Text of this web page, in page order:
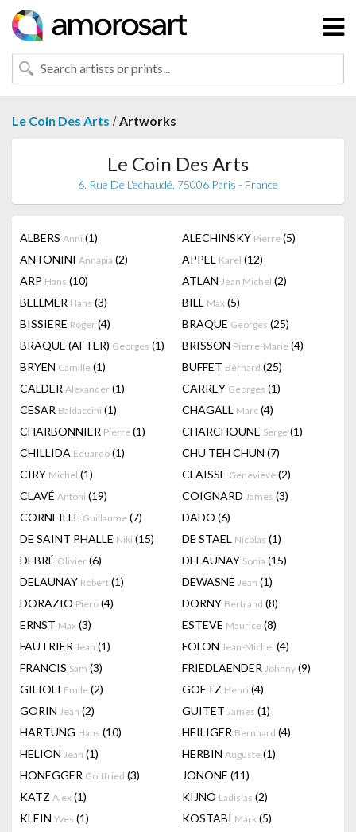
Le Coin Des Arts /Artworks
Le Coin Des Arts
6, Rue De L'echaudé, 75006 Paris - France
ALBERS Anni (1) ALECHINSKY Pierre (5)
ANTONINI Annapia (2) APPEL Karel (12)
ARP Hans (10) ATLAN Jean Michel (2)
BELLMER Hans (3) BILL Max (5)
BISSIERE Roger (4) BRAQUE Georges (25)
BRAQUE (AFTER) Georges (1) BRISSON Pierre-Marie (4)
BRYEN Camille (1) BUFFET Bernard (25)
CALDER Alexander (1) CARREY Georges (1)
CESAR Baldaccini (1) CHAGALL Marc (4)
CHARBONNIER Pierre (1) CHARCHOUNE Serge (1)
CHILLIDA Eduardo (1) CHU TEH CHUN (7)
CIRY Michel (1) CLAISSE Genevieve (2)
CLAVÉ Antoni (19) COIGNARD James (3)
CORNEILLE Guillaume (7) DADO (6)
DE SAINT PHALLE Niki (15) DE STAEL Nicolas (1)
DEBRÉ Olivier (6) DELAUNAY Sonia (15)
DELAUNAY Robert (1) DEWASNE Jean (1)
DORAZIO Piero (4) DORNY Bertrand (8)
ERNST Max (3) ESTEVE Maurice (8)
FAUTRIER Jean (1) FOLON Jean-Michel (4)
FRANCIS Sam (3) FRIEDLAENDER Johnny (9)
GILIOLI Emile (2) GOETZ Henri (4)
GORIN Jean (2) GUITET James (1)
HARTUNG Hans (10) HEILIGER Bernhard (4)
HELION Jean (1) HERBIN Auguste (1)
HONEGGER Gottfried (3) JONONE (11)
KATZ Alex (1) KIJNO Ladislas (2)
KLEIN Yves (1) KOSTABI Mark (5)